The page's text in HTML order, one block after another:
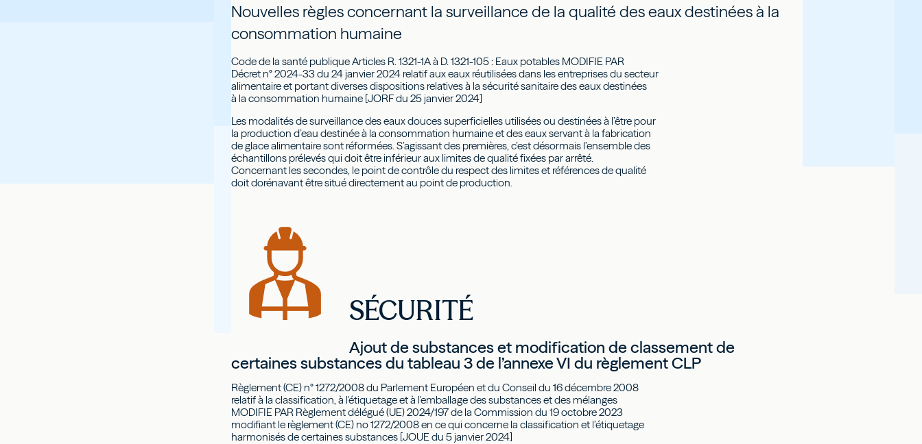
Nouvelles règles concernant la surveillance de la qualité des eaux destinées à la
consommation humaine
Code de la santé publique Articles R. 1321-1A à D. 1321-105 : Eaux potables MODIFIE PAR
Décret n° 2024-33 du 24 janvier 2024 relatif aux eaux réutilisées dans les entreprises du secteur
alimentaire et portant diverses dispositions relatives à la sécurité sanitaire des eaux destinées
à la consommation humaine [JORF du 25 janvier 2024]
Les modalités de surveillance des eaux douces superficielles utilisées ou destinées à l’être pour
la production d’eau destinée à la consommation humaine et des eaux servant à la fabrication
de glace alimentaire sont réformées. S’agissant des premières, c’est désormais l’ensemble des
échantillons prélevés qui doit être inférieur aux limites de qualité fixées par arrêté.
Concernant les secondes, le point de contrôle du respect des limites et références de qualité
doit dorénavant être situé directement au point de production.
SÉCURITÉ
Ajout de substances et modification de classement de
certaines substances du tableau 3 de l’annexe VI du règlement CLP
Règlement (CE) n° 1272/2008 du Parlement Européen et du Conseil du 16 décembre 2008
relatif à la classification, à l'étiquetage et à l'emballage des substances et des mélanges
MODIFIE PAR Règlement délégué (UE) 2024/197 de la Commission du 19 octobre 2023
modifiant le règlement (CE) no 1272/2008 en ce qui concerne la classification et l’étiquetage
harmonisés de certaines substances [JOUE du 5 janvier 2024]